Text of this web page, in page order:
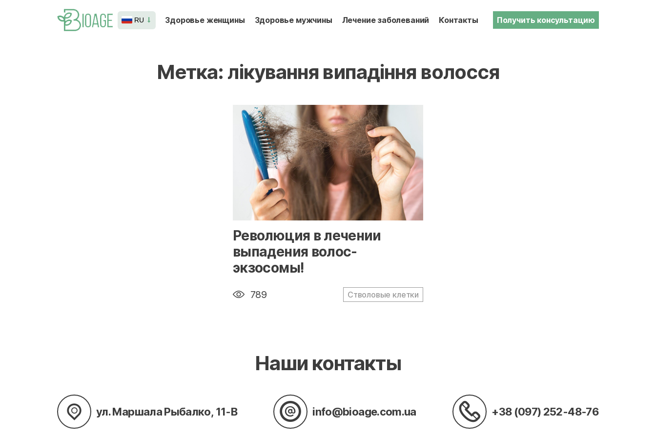
RU Здоровье женщины Здоровье мужчины Лечение заболеваний Контакты Получить консультацию
Метка: лікування випадіння волосся
" alt="loading" class="img-responsive"/>
Революция в лечении
выпадения волос-
экзосомы!
789 Стволовые клетки
Наши контакты
ул. Маршала Рыбалко, 11-В info@bioage.com.ua +38 (097) 252-48-76